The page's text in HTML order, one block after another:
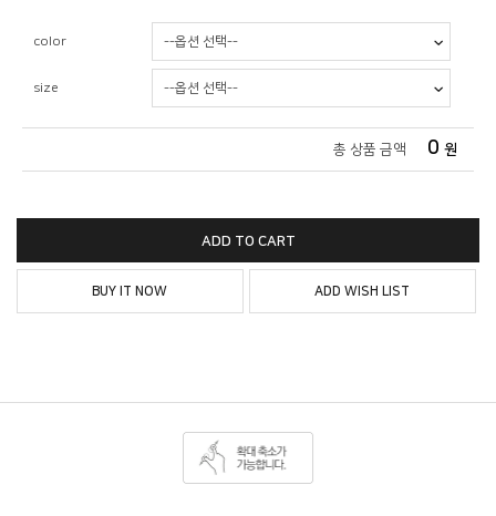
color
size
총 상품 금액 0 원
ADD TO CART
BUY IT NOW ADD WISH LIST